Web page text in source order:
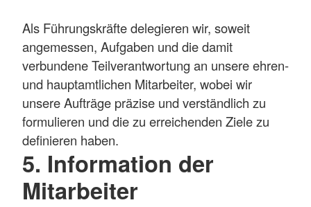
Als Führungskräfte delegieren wir, soweit
angemessen, Aufgaben und die damit
verbundene Teilverantwortung an unsere ehren-
und hauptamtlichen Mitarbeiter, wobei wir
unsere Aufträge präzise und verständlich zu
formulieren und die zu erreichenden Ziele zu
definieren haben.
5. Information der
Mitarbeiter